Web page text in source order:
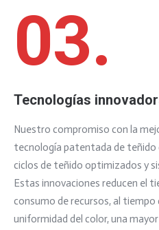
03.
Tecnologías
Nuestro compromiso con la
tecnología patentada de teñido
ciclos de teñido optimizados y
Estas innovaciones reducen el
consumo de recursos, al
uniformidad del color, una